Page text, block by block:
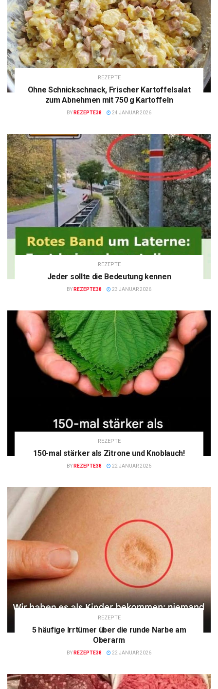
REZEPTE
Ohne Schnickschnack, Frischer Kartoffelsalat
zum Abnehmen mit 750 g Kartoffeln
BY REZEPTE38 24 JANUAR 2026
REZEPTE
Jeder sollte die Bedeutung kennen
BY REZEPTE38 23 JANUAR 2026
REZEPTE
150-mal stärker als Zitrone und Knoblauch!
BY REZEPTE38 22 JANUAR 2026
REZEPTE
5 häufige Irrtümer über die runde Narbe am
Oberarm
BY REZEPTE38 22 JANUAR 2026